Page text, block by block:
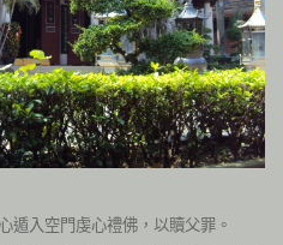
遁入空門虔心禮佛，以贖父罪。